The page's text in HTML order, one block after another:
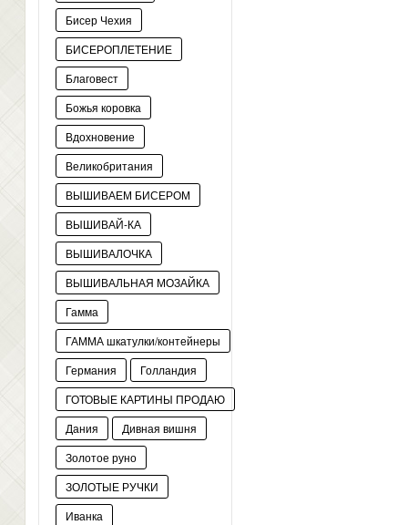
Бисер Чехия
БИСЕРОПЛЕТЕНИЕ
Благовест
Божья коровка
Вдохновение
Великобритания
ВЫШИВАЕМ БИСЕРОМ
ВЫШИВАЙ-КА
ВЫШИВАЛОЧКА
ВЫШИВАЛЬНАЯ МОЗАЙКА
Гамма
ГАММА шкатулки/контейнеры
Германия
Голландия
ГОТОВЫЕ КАРТИНЫ ПРОДАЮ
Дания
Дивная вишня
Золотое руно
ЗОЛОТЫЕ РУЧКИ
Иванка